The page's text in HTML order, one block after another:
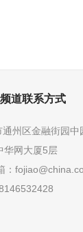
道联系方式
州区金融街园中
华网大厦5层
：